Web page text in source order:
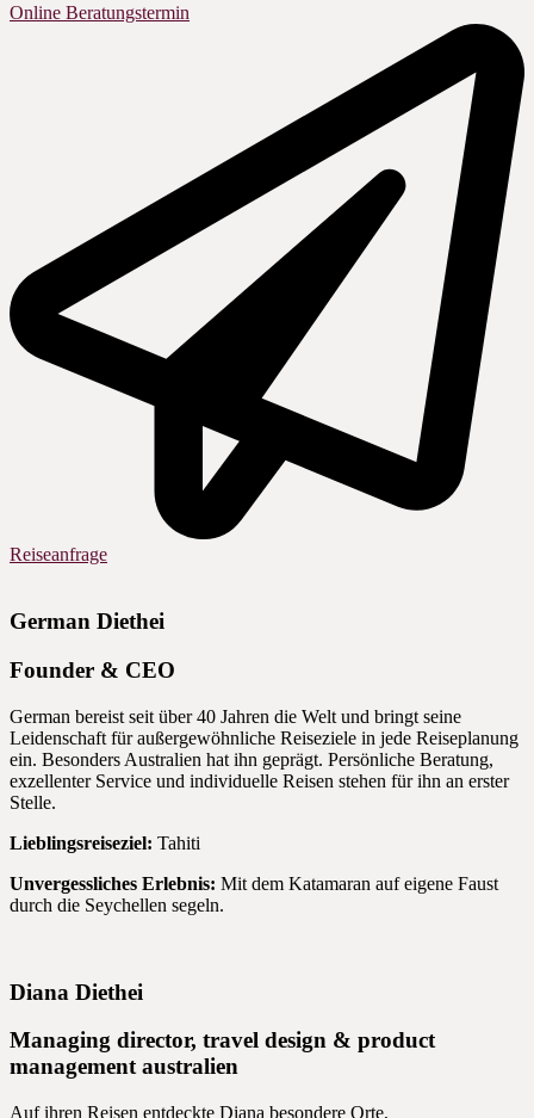
Online Beratungstermin
Reiseanfrage
German Diethei
Founder & CEO
German bereist seit über 40 Jahren die Welt und bringt seine
Leidenschaft für außergewöhnliche Reiseziele in jede Reiseplanung
ein. Besonders Australien hat ihn geprägt. Persönliche Beratung,
exzellenter Service und individuelle Reisen stehen für ihn an erster
Stelle.
Lieblingsreiseziel: Tahiti
Unvergessliches Erlebnis: Mit dem Katamaran auf eigene Faust
durch die Seychellen segeln.
Diana Diethei
Managing director, travel design & product
management australien
Auf ihren Reisen entdeckte Diana besondere Orte,